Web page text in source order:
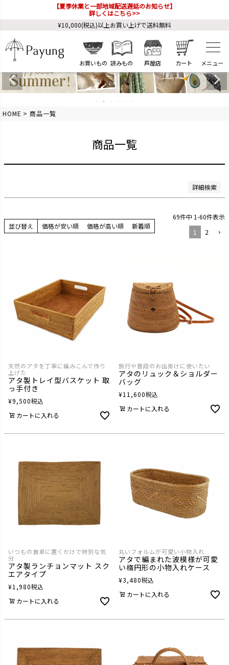
【夏季休業と一部地域配送遅延のお知らせ】
詳しくはこちら>>
¥10,000(税込)以上お買い上げで送料無料
お買いもの 読みもの 芦屋店 カート
HOME 商品一覧
商品一覧
詳細検索
予約商品
予約商品のみを表示
並び順
新着順
価格が高い順
検索
並び替え 価格が安い順 価格が高い順 新着順
69件中 1-60件表示
1
2
天然のアタを丁寧に編みこんで作り
上げた
アタ製トレイ型バスケット 取
っ手付き
¥9,500税込
カートに入れる
旅行や普段のお出掛けに使いたい
アタのリュック＆ショルダー
バッグ
¥11,600税込
カートに入れる
いつもの食卓に置くだけで特別な気
分
アタ製ランチョンマット スク
エアタイプ
¥1,980税込
カートに入れる
丸いフォルムが可愛い小物入れ
アタで編まれた波模様が可愛
い楕円形の小物入れケース
¥3,480税込
カートに入れる